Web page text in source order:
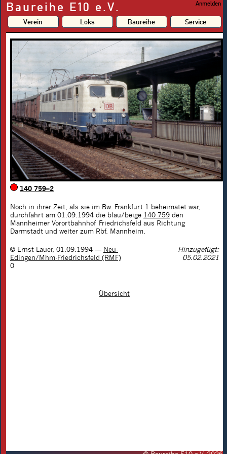
Baureihe E10 e.V. Anmelden
Verein Loks Baureihe Service
140 759–2
Noch in ihrer Zeit, als sie im Bw. Frankfurt 1 beheimatet war,
durchfährt am 01.09.1994 die blau/beige 140 759 den
Mannheimer Vorortbahnhof Friedrichsfeld aus Richtung
Darmstadt und weiter zum Rbf. Mannheim.
© Ernst Lauer, 01.09.1994 — Neu-
Edingen/Mhm-Friedrichsfeld (RMF)
Hinzugefügt:
05.02.2021
0
Übersicht